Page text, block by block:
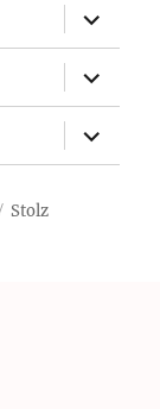
öffnen
öffnen
öffnen
Stolz